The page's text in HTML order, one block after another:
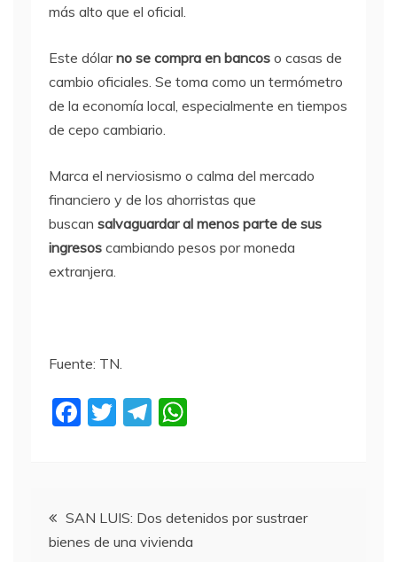
más alto que el oficial.
Este dólarno se compra en bancos o casas de
cambio oficiales. Se toma como un termómetro
de la economía local, especialmente en tiempos
de cepo cambiario.
Marca el nerviosismo o calma del mercado
financiero y de los ahorristas que
buscan salvaguardar al menos parte de sus
ingresos cambiando pesos por moneda
extranjera.
Fuente: TN.
F
b
o
T
T
a
m
A
p
Navegación
SAN LUIS: Dos detenidos por sustraer
bienes de una vivienda